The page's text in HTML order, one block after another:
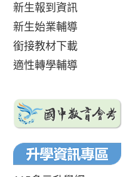
新生報到資訊
新生始業輔導
銜接教材下載
適性轉學輔導